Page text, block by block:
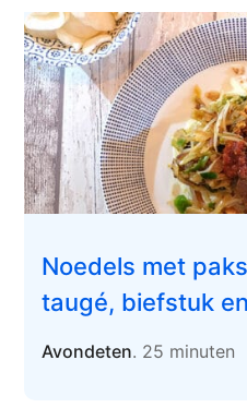
Noedels met
taugé, biefstuk
Avondeten. 25 minuten